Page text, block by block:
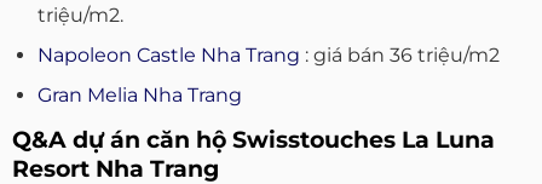
triệu/m2.
Napoleon Castle Nha Trang : giá bán 36 triệu/m2
Gran Melia Nha Trang
Q&A dự án căn hộ Swisstouches La Luna
Resort Nha Trang